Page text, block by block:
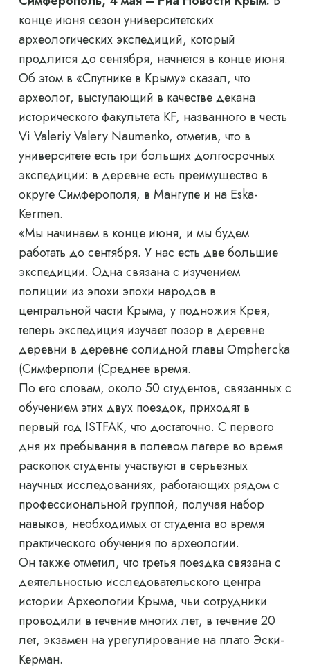
конце июня сезон университетских
археологических экспедиций, который
продлится до сентября, начнется в конце июня.
Об этом в «Спутнике в Крыму» сказал, что
археолог, выступающий в качестве декана
исторического факультета KF, названного в честь
Vi Valeriy Valery Naumenko, отметив, что в
университете есть три больших долгосрочных
экспедиции: в деревне есть преимущество в
округе Симферополя, в Мангупе и на Eska-
Kermen.
«Мы начинаем в конце июня, и мы будем
работать до сентября. У нас есть две большие
экспедиции. Одна связана с изучением
полиции из эпохи эпохи народов в
центральной части Крыма, у подножия Крея,
теперь экспедиция изучает позор в деревне
деревни в деревне солидной главы Omphercka
(Симферполи (Среднее время.
По его словам, около 50 студентов, связанных с
обучением этих двух поездок, приходят в
первый год ISTFAK, что достаточно. С первого
дня их пребывания в полевом лагере во время
раскопок студенты участвуют в серьезных
научных исследованиях, работающих рядом с
профессиональной группой, получая набор
навыков, необходимых от студента во время
практического обучения по археологии.
Он также отметил, что третья поездка связана с
деятельностью исследовательского центра
истории Археологии Крыма, чьи сотрудники
проводили в течение многих лет, в течение 20
лет, экзамен на урегулирование на плато Эски-
Керман.